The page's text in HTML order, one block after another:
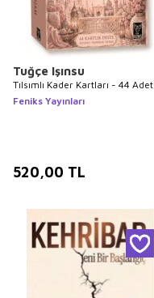
Tuğçe Işınsu
Tılsımlı Kader Kartları - 44 Adet
Feniks Yayınları
520,00 TL